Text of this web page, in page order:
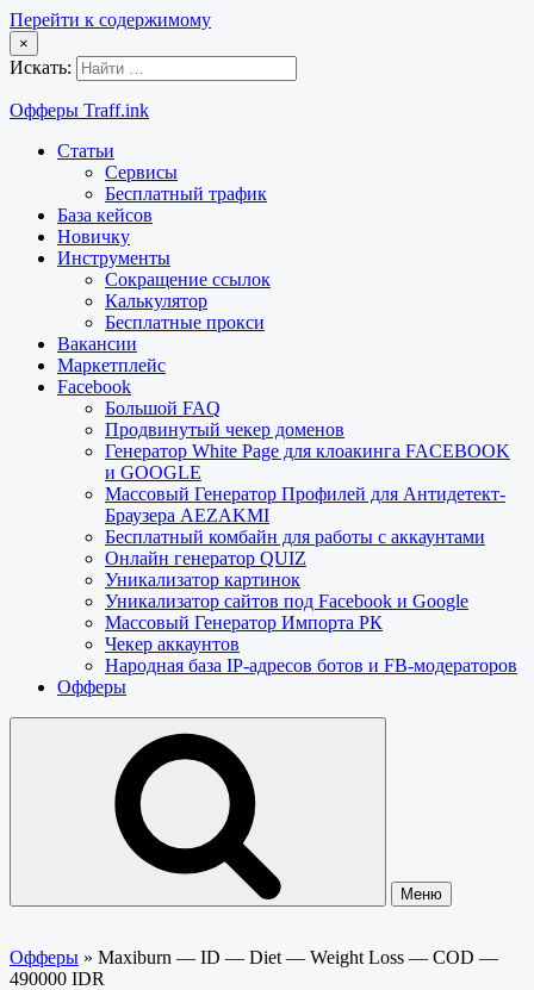
Перейти к содержимому
×
Искать:
Офферы Traff.ink
Статьи
Сервисы
Бесплатный трафик
База кейсов
Новичку
Инструменты
Сокращение ссылок
Калькулятор
Бесплатные прокси
Вакансии
Маркетплейс
Facebook
Большой FAQ
Продвинутый чекер доменов
Генератор White Page для клоакинга FACEBOOK
и GOOGLE
Массовый Генератор Профилей для Антидетект-
Браузера AEZAKMI
Бесплатный комбайн для работы с аккаунтами
Онлайн генератор QUIZ
Уникализатор картинок
Уникализатор сайтов под Facebook и Google
Массовый Генератор Импорта РК
Чекер аккаунтов
Народная база IP-адресов ботов и FB-модераторов
Офферы
Меню
Офферы » Maxiburn — ID — Diet — Weight Loss — COD —
490000 IDR